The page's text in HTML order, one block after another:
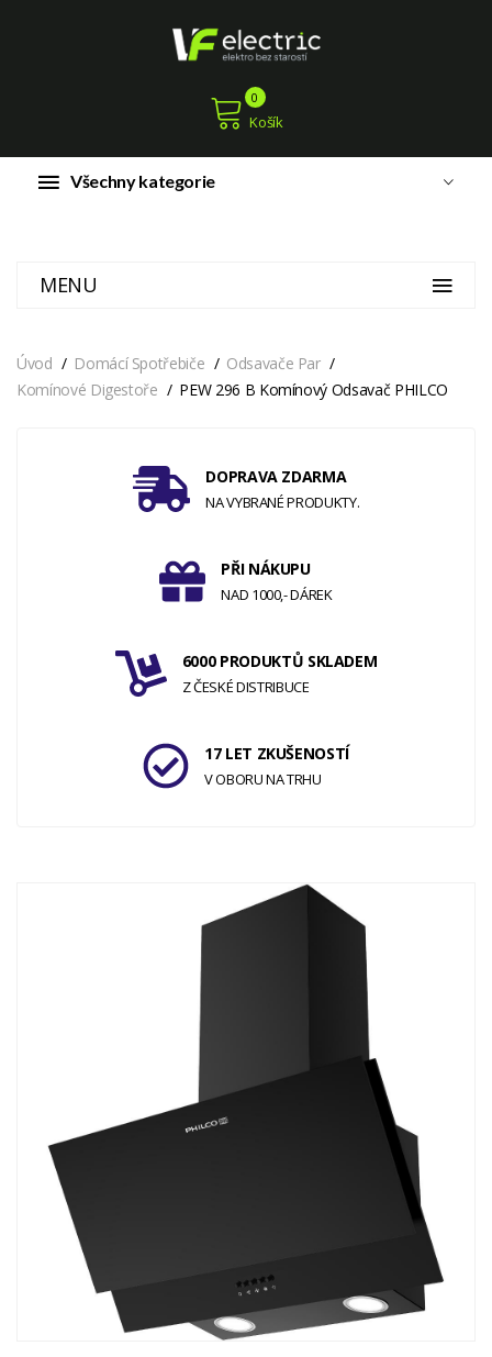
Košík
0
Všechny kategorie
MENU
Úvod Domácí Spotřebiče
Odsavače Par
Komínové Digestoře
PEW 296 B Komínový Odsavač PHILCO
DOPRAVA ZDARMA
NA VYBRANÉ PRODUKTY.
PŘI NÁKUPU
NAD 1000,- DÁREK
6000 PRODUKTŮ SKLADEM
Z ČESKÉ DISTRIBUCE
17 LET ZKUŠENOSTÍ
V OBORU NA TRHU